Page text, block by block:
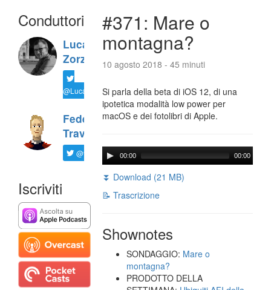
Conduttori
Luca
Zorzi
@LucaTNT
Federico
Travaini
@ftrava
Iscriviti
#371: Mare o
montagna?
10 agosto 2018 - 45 minuti
Si parla della beta di iOS 12, di una
ipotetica modalità low power per
macOS e dei fotolibri di Apple.
00:00 00:00
⏬ Download (21 MB)
📝 Trascrizione
Shownotes
SONDAGGIO: Mare o
montagna?
PRODOTTO DELLA